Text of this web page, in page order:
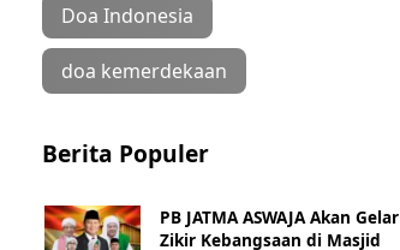
Doa Indonesia
doa kemerdekaan
Berita Populer
PB JATMA ASWAJA Akan Gelar
Zikir Kebangsaan di Masjid